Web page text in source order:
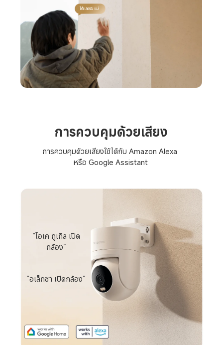
ได้เลยฮะแม่
การควบคุมด้วยเสียง
การควบคุมด้วยเสียงใช้ได้กับ Amazon Alexa
หรือ Google Assistant
“โอเค กูเกิล เปิด
กล้อง”
“อเล็กซา เปิดกล้อง”